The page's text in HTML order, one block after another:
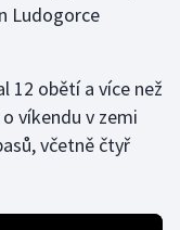
Ludogorce
12 obětí a více než
víkendu v zemi
včetně čtyř